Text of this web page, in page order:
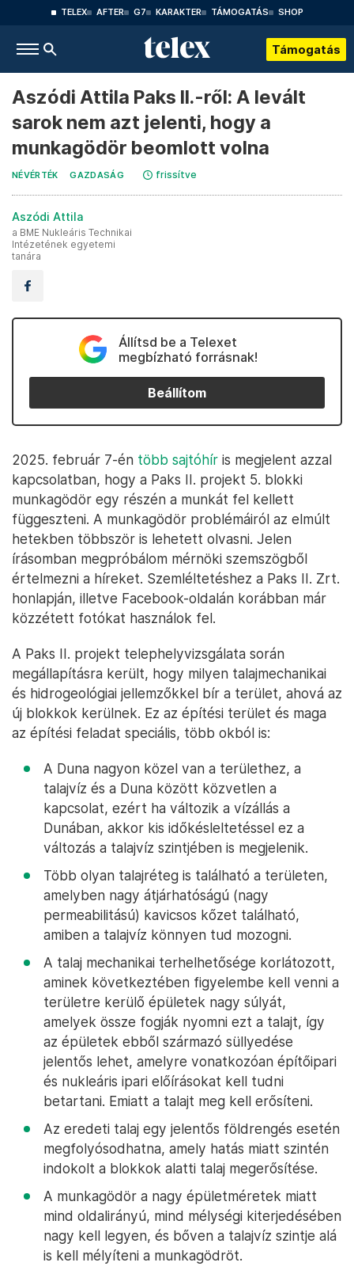
TELEX AFTER G7 KARAKTER TÁMOGATÁS SHOP
Támogatás
Aszódi Attila Paks II.-ről: A levált
sarok nem azt jelenti, hogy a
munkagödör beomlott volna
NÉVÉRTÉK GAZDASÁG frissítve
Aszódi Attila
a BME Nukleáris Technikai
Intézetének egyetemi
tanára
Állítsd be a Telexet
megbízható forrásnak!
Beállítom
2025. február 7-én több sajtóhír is megjelent azzal
kapcsolatban, hogy a Paks II. projekt 5. blokki
munkagödör egy részén a munkát fel kellett
függeszteni. A munkagödör problémáiról az elmúlt
hetekben többször is lehetett olvasni. Jelen
írásomban megpróbálom mérnöki szemszögből
értelmezni a híreket. Szemléltetéshez a Paks II. Zrt.
honlapján, illetve Facebook-oldalán korábban már
közzétett fotókat használok fel.
A Paks II. projekt telephelyvizsgálata során
megállapításra került, hogy milyen talajmechanikai
és hidrogeológiai jellemzőkkel bír a terület, ahová az
új blokkok kerülnek. Ez az építési terület és maga
az építési feladat speciális, több okból is:
A Duna nagyon közel van a területhez, a
talajvíz és a Duna között közvetlen a
kapcsolat, ezért ha változik a vízállás a
Dunában, akkor kis időkésleltetéssel ez a
változás a talajvíz szintjében is megjelenik.
Több olyan talajréteg is található a területen,
amelyben nagy átjárhatóságú (nagy
permeabilitású) kavicsos kőzet található,
amiben a talajvíz könnyen tud mozogni.
A talaj mechanikai terhelhetősége korlátozott,
aminek következtében figyelembe kell venni a
területre kerülő épületek nagy súlyát,
amelyek össze fogják nyomni ezt a talajt, így
az épületek ebből származó süllyedése
jelentős lehet, amelyre vonatkozóan építőipari
és nukleáris ipari előírásokat kell tudni
betartani. Emiatt a talajt meg kell erősíteni.
Az eredeti talaj egy jelentős földrengés esetén
megfolyósodhatna, amely hatás miatt szintén
indokolt a blokkok alatti talaj megerősítése.
A munkagödör a nagy épületméretek miatt
mind oldalirányú, mind mélységi kiterjedésében
nagy kell legyen, és bőven a talajvíz szintje alá
is kell mélyíteni a munkagödröt.